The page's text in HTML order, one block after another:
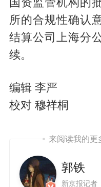
国资监管机构的
所的合规性确认
结算公司上海分
续。
编辑 李严
校对 穆祥桐
来阅读我的更
郭铁
新京报记者